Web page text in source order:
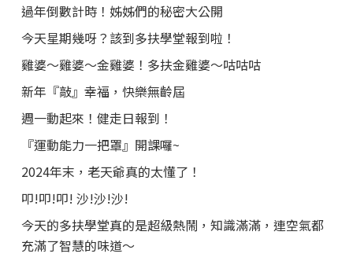
過年倒數計時！姊姊們的秘密大公開
今天星期幾呀？該到多扶學堂報到啦！
雞婆～雞婆～金雞婆！多扶金雞婆～咕咕咕
新年『敲』幸福，快樂無齡屆
週一動起來！健走日報到！
『運動能力一把罩』開課囉~
2024年末，老天爺真的太懂了！
叩!叩!叩! 沙!沙!沙!
今天的多扶學堂真的是超級熱鬧，知識滿滿，連空氣都
充滿了智慧的味道～